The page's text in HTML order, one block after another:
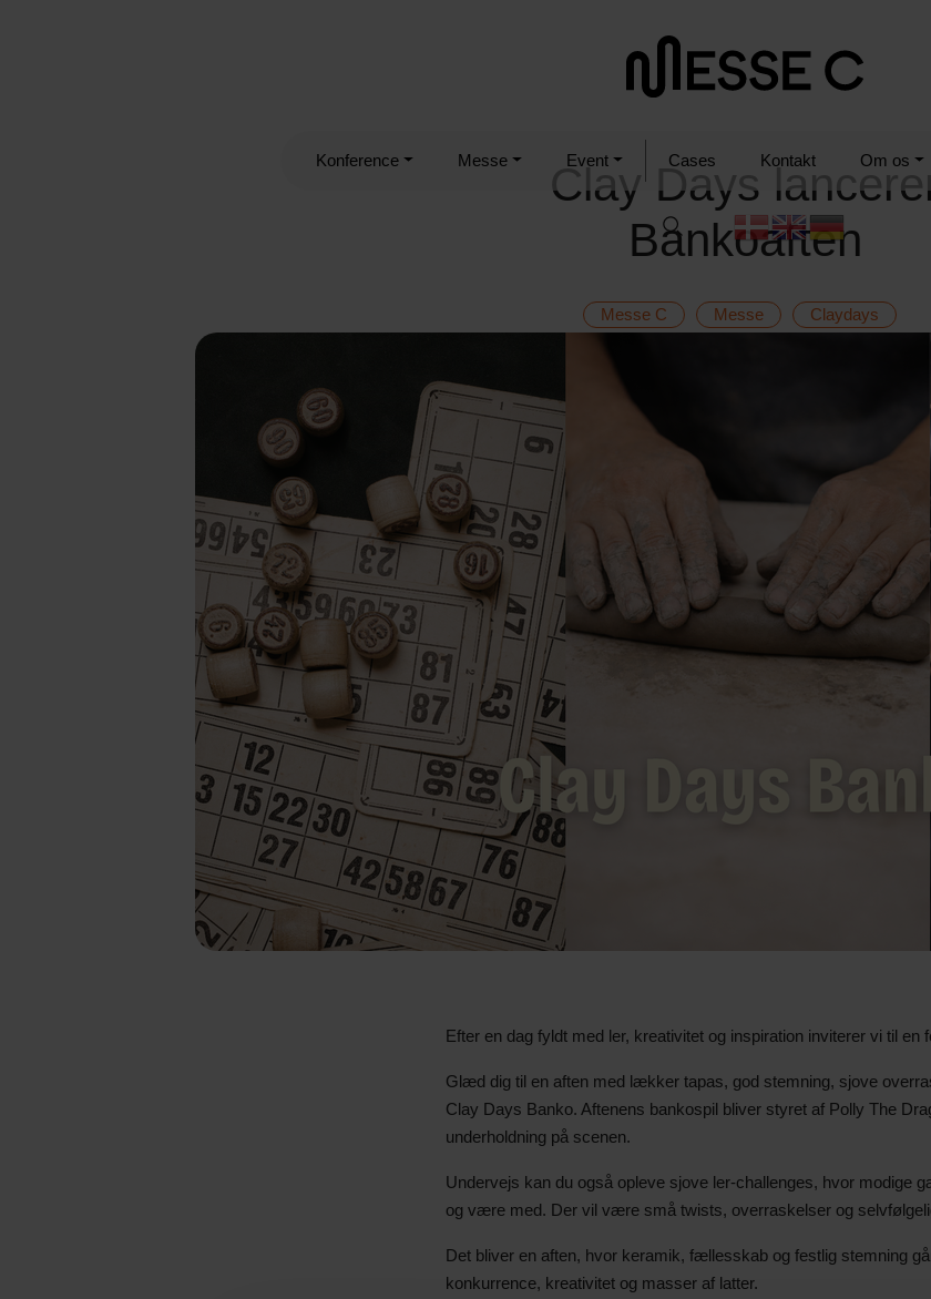
Konference Messe Event Cases Kontakt Om os
Clay Days
Bankoaften
Messe C Messe Claydays
Efter en dag fyldt med ler, kreativitet og inspiration inviterer vi til en
Glæd dig til en aften med lækker tapas, god stemning, sjove
Clay Days Banko. Aftenens bankospil bliver styret af Polly The
underholdning på scenen.
Undervejs kan du også opleve sjove ler-challenges, hvor modige
og være med. Der vil være små twists, overraskelser og
Det bliver en aften, hvor keramik, fællesskab og festlig stemning
konkurrence, kreativitet og masser af latter.